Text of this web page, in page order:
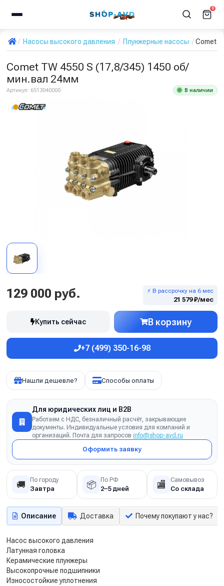
0
Насосы высокого давления Плунжерные насосы Comet
Comet TW 4550 S (17,8/345) 1450 об/
мин.вал 24мм
Артикул: 6513040000 В наличии
129 000 руб. ⚡ В рассрочку на 6 мес
21 579 ₽/мес
Купить сейчас В корзину
+7 (499) 350-16-98
Нашли дешевле? Способы оплаты
Для юридических лиц и B2B
Работаем с НДС, безналичный расчёт, закрывающие
документы. Индивидуальные условия для компаний и
организаций. Почта для запросов info@shop-avd.ru
Оформить заявку
🚚 По городу
Завтра 📦 По РФ
2–5 дней 🏬 Самовывоз
Со склада
Описание Доставка Почему покупают у нас?
Насос высокого давления
Латунная головка
Керамические плунжеры
Высокопрочные подшипники
Износостойкие уплотнения